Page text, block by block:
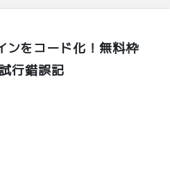
ンをコード化！無料枠
行錯誤記